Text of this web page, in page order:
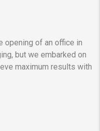
opening of an office in
but we embarked on
maximum results with